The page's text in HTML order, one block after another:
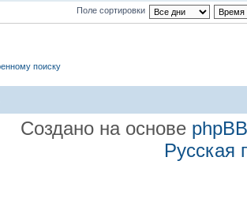
Поле сортировки
поиску
Создано на основе phpBB
Русская